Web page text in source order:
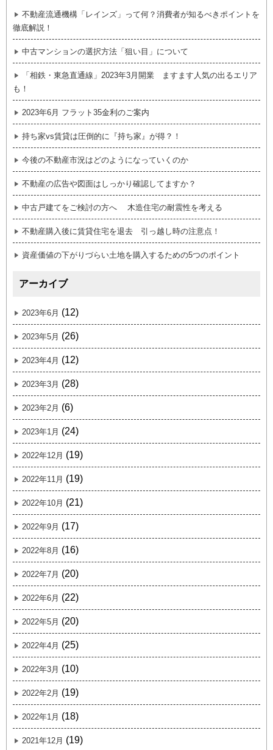
不動産流通機構「レインズ」って何？消費者が知るべきポイントを
徹底解説！
中古マンションの選択方法「狙い目」について
「相鉄・東急直通線」2023年3月開業 ますます人気の出るエリア
も！
2023年6月 フラット35金利のご案内
持ち家vs賃貸は圧倒的に『持ち家』が得？！
今後の不動産市況はどのようになっていくのか
不動産の広告や図面はしっかり確認してますか？
中古戸建てをご検討の方へ 木造住宅の耐震性を考える
不動産購入後に賃貸住宅を退去 引っ越し時の注意点！
資産価値の下がりづらい土地を購入するための5つのポイント
アーカイブ
2023年6月 (12)
2023年5月 (26)
2023年4月 (12)
2023年3月 (28)
2023年2月 (6)
2023年1月 (24)
2022年12月 (19)
2022年11月 (19)
2022年10月 (21)
2022年9月 (17)
2022年8月 (16)
2022年7月 (20)
2022年6月 (22)
2022年5月 (20)
2022年4月 (25)
2022年3月 (10)
2022年2月 (19)
2022年1月 (18)
2021年12月 (19)